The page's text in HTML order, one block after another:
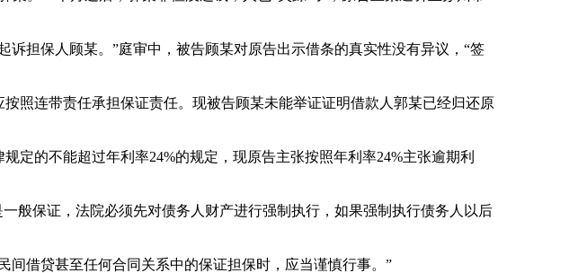
担保人顾某。”庭审中，被告顾某对原告出示借条的真实性没有异议，“签
连带责任承担保证责任。现被告顾某未能举证证明借款人郭某已经归还原
的不能超过年利率24%的规定，现原告主张按照年利率24%主张逾期利
保证，法院必须先对债务人财产进行强制执行，如果强制执行债务人以后
借贷甚至任何合同关系中的保证担保时，应当谨慎行事。”